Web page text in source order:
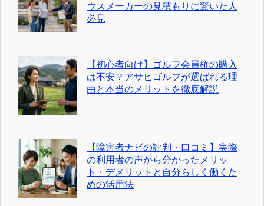
ウスメーカーの見積もりに驚いた人
必見
【初心者向け】ゴルフ会員権の購入
は不安？アサヒゴルフが選ばれる理
由と本当のメリットを徹底解説
【障害者ナビの評判・口コミ】実際
の利用者の声から分かったメリッ
ト・デメリットと自分らしく働くた
めの活用法